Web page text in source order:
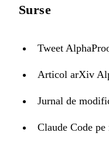
Surse
Tweet
Articol arXiv
Jurnal de
Claude Code pe